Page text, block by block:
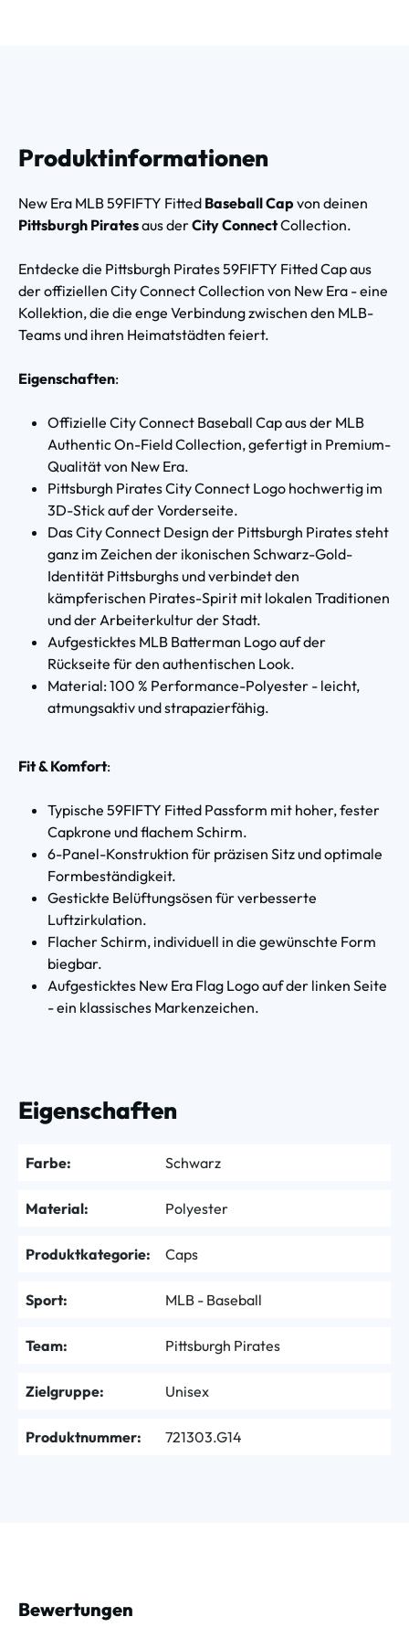
Produktinformationen
New Era MLB 59FIFTY Fitted Baseball Cap von deinen
Pittsburgh Piratesaus derCity ConnectCollection.
Entdecke die Pittsburgh Pirates 59FIFTY Fitted Cap aus
der offiziellen City Connect Collection von New Era - eine
Kollektion, die die enge Verbindung zwischen den MLB-
Teams und ihren Heimatstädten feiert.
Eigenschaften:
Offizielle City Connect Baseball Cap aus der MLB
Authentic On-Field Collection, gefertigt in Premium-
Qualität von New Era.
Pittsburgh Pirates City Connect Logo hochwertig im
3D-Stick auf der Vorderseite.
Das City Connect Design der Pittsburgh Pirates steht
ganz im Zeichen der ikonischen Schwarz-Gold-
Identität Pittsburghs und verbindet den
kämpferischen Pirates-Spirit mit lokalen Traditionen
und der Arbeiterkultur der Stadt.
Aufgesticktes MLB Batterman Logo auf der
Rückseite für den authentischen Look.
Material: 100 % Performance-Polyester - leicht,
atmungsaktiv und strapazierfähig.
Fit & Komfort:
Typische 59FIFTY Fitted Passform mit hoher, fester
Capkrone und flachem Schirm.
6-Panel-Konstruktion für präzisen Sitz und optimale
Formbeständigkeit.
Gestickte Belüftungsösen für verbesserte
Luftzirkulation.
Flacher Schirm, individuell in die gewünschte Form
biegbar.
Aufgesticktes New Era Flag Logo auf der linken Seite
- ein klassisches Markenzeichen.
Eigenschaften
Farbe: Schwarz
Material: Polyester
Produktkategorie: Caps
Sport: MLB - Baseball
Team: Pittsburgh Pirates
Zielgruppe: Unisex
Produktnummer: 721303.G14
Bewertungen